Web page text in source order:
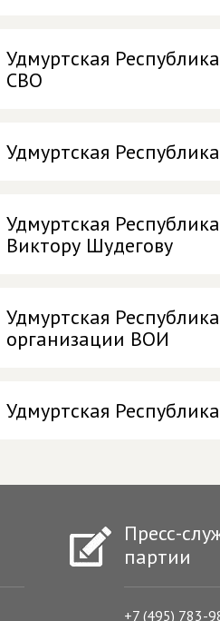
Удмуртская
СВО
Удмуртская
Удмуртская
Виктору Шудегову
Удмуртская
организации ВОИ
Удмуртская
Пресс-
партии
+7 (495) 783-